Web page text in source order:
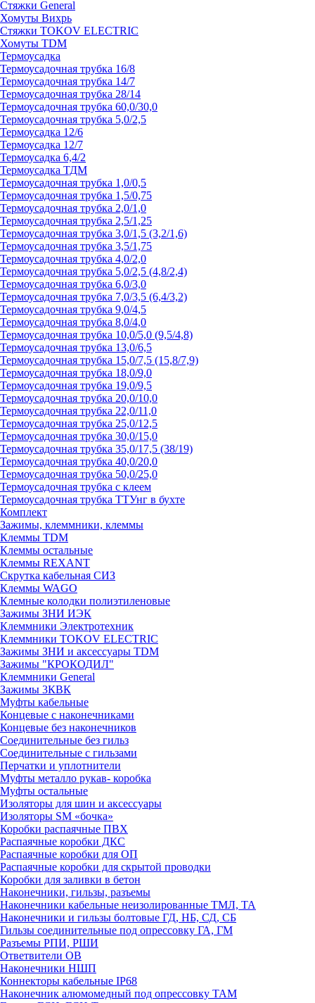
Стяжки General
Хомуты Вихрь
Стяжки TOKOV ELECTRIC
Хомуты TDM
Термоусадка
Термоусадочная трубка 16/8
Термоусадочная трубка 14/7
Термоусадочная трубка 28/14
Термоусадочная трубка 60,0/30,0
Термоусадочная трубка 5,0/2,5
Термоусадка 12/6
Термоусадка 12/7
Термоусадка 6,4/2
Термоусадка ТДМ
Термоусадочная трубка 1,0/0,5
Термоусадочная трубка 1,5/0,75
Термоусадочная трубка 2,0/1,0
Термоусадочная трубка 2,5/1,25
Термоусадочная трубка 3,0/1,5 (3,2/1,6)
Термоусадочная трубка 3,5/1,75
Термоусадочная трубка 4,0/2,0
Термоусадочная трубка 5,0/2,5 (4,8/2,4)
Термоусадочная трубка 6,0/3,0
Термоусадочная трубка 7,0/3,5 (6,4/3,2)
Термоусадочная трубка 9,0/4,5
Термоусадочная трубка 8,0/4,0
Термоусадочная трубка 10,0/5,0 (9,5/4,8)
Термоусадочная трубка 13,0/6,5
Термоусадочная трубка 15,0/7,5 (15,8/7,9)
Термоусадочная трубка 18,0/9,0
Термоусадочная трубка 19,0/9,5
Термоусадочная трубка 20,0/10,0
Термоусадочная трубка 22,0/11,0
Термоусадочная трубка 25,0/12,5
Термоусадочная трубка 30,0/15,0
Термоусадочная трубка 35,0/17,5 (38/19)
Термоусадочная трубка 40,0/20,0
Термоусадочная трубка 50,0/25,0
Термоусадочная трубка с клеем
Термоусадочная трубка ТТУнг в бухте
Комплект
Зажимы, клеммники, клеммы
Клеммы TDM
Клеммы остальные
Клеммы REXANT
Скрутка кабельная СИЗ
Клеммы WAGO
Клемные колодки полиэтиленовые
Зажимы ЗНИ ИЭК
Клеммники Электротехник
Клеммники TOKOV ELECTRIC
Зажимы ЗНИ и аксессуары TDM
Зажимы "КРОКОДИЛ"
Клеммники General
Зажимы 3КВК
Муфты кабельные
Концевые с наконечниками
Концевые без наконечников
Соединительные без гильз
Соединительные с гильзами
Перчатки и уплотнители
Муфты металло рукав- коробка
Муфты остальные
Изоляторы для шин и аксессуары
Изоляторы SM «бочка»
Коробки распаячные ПВХ
Распаячные коробки ДКС
Распаячные коробки для ОП
Распаячные коробки для скрытой проводки
Коробки для заливки в бетон
Наконечники, гильзы, разъемы
Наконечники кабельные неизолированные ТМЛ, ТА
Наконечники и гильзы болтовые ГД, НБ, СД, СБ
Гильзы соединительные под опрессовку ГА, ГМ
Разъемы РПИ, РШИ
Ответвители ОВ
Наконечники НШП
Коннекторы кабельные IP68
Наконечник алюмомедный под опрессовку ТАМ